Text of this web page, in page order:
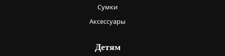
Сумки
Аксессуары
Детям